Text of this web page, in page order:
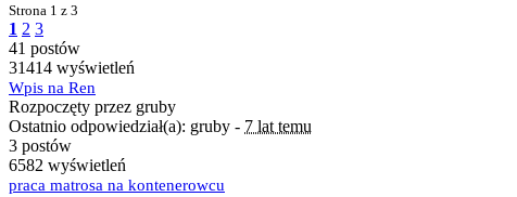
Strona 1 z 3
1 2 3
41 postów
31414 wyświetleń
Wpis na Ren
Rozpoczęty przez gruby
Ostatnio odpowiedział(a): gruby - 7 lat temu
3 postów
6582 wyświetleń
praca matrosa na kontenerowcu